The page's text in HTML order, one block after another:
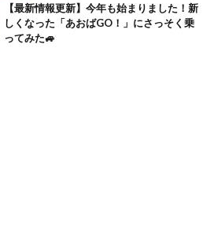
【最新情報更新】今年も始まりました！新
しくなった「あおばGO！」にさっそく乗
ってみた🚙